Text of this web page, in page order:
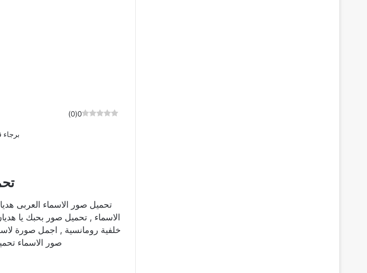
0
(
0
)
تحميل صور الاسماء العربى
الاسماء , تحميل صور بحبك يا
خلفية رومانسية , اجمل صورة
صور الاسماء